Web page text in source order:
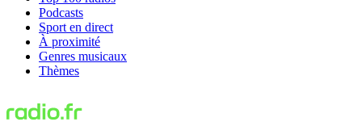
Podcasts
Sport en direct
À proximité
Genres musicaux
Thèmes